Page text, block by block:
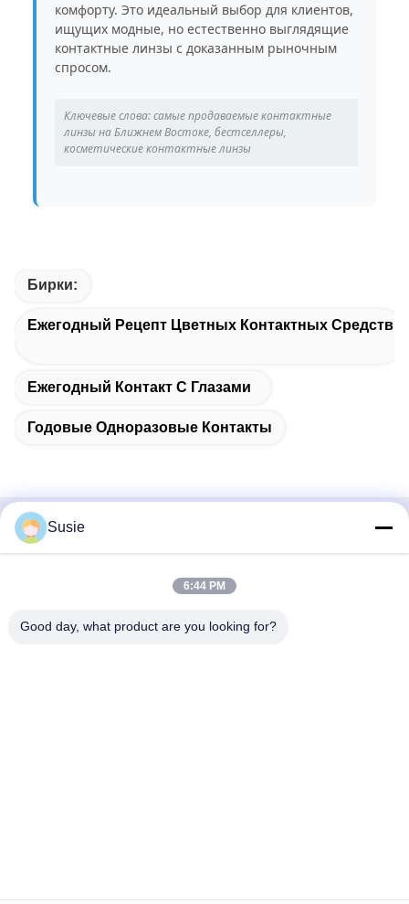
комфорту. Это идеальный выбор для клиентов,
ищущих модные, но естественно выглядящие
контактные линзы с доказанным рыночным
спросом.
Ключевые слова: самые продаваемые контактные
линзы на Ближнем Востоке, бестселлеры,
косметические контактные линзы
Бирки:
Ежегодный Рецепт Цветных Контактных Средств
Ежегодный Контакт С Глазами
Годовые Одноразовые Контакты
Быстрый контакт
Первая улица Чжунъи, район Юхуа, Чанша, Хунань,
Susie
6:44 PM
Good day, what product are you looking for?